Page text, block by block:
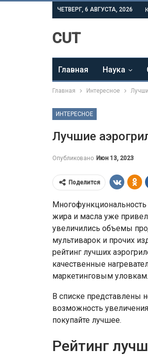
ЧЕТВЕРГ, 6 АВГУСТА, 2026
CUT
Главная Наука
Главная Интересное
ИНТЕРЕСНОЕ
Лучшие
Опубликовано Июн 13, 2023
Поделится
Многофункциональность
жира и масла уже
увеличились объемы
мультиварок и прочих
рейтинг лучших
качественные
маркетинговым уловкам.
В списке представлены
возможность
покупайте лучшее.
Рейтинг